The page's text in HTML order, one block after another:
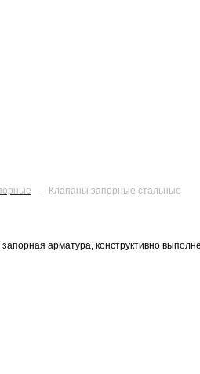
- Клапаны запорные стальные
арматура, конструктивно